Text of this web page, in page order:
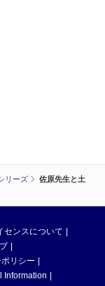
リーズ
佐原先生と土
センスについて
リシー
Information